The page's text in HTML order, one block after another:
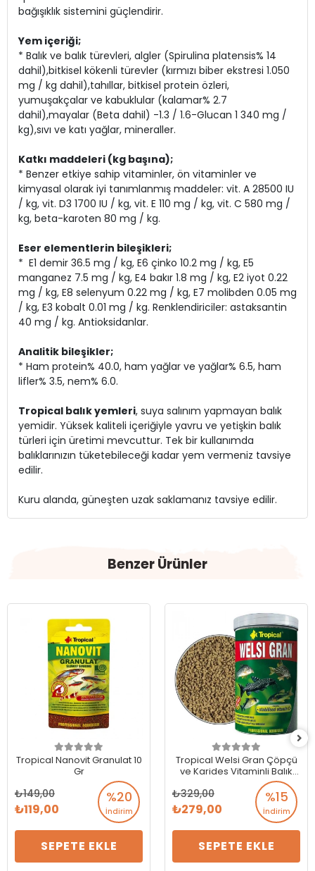
bağışıklık sistemini güçlendirir.
Yem içeriği;
* Balık ve balık türevleri, algler (Spirulina platensis% 14
dahil),bitkisel kökenli türevler (kırmızı biber ekstresi 1.050
mg / kg dahil),tahıllar, bitkisel protein özleri,
yumuşakçalar ve kabuklular (kalamar% 2.7
dahil),mayalar (Beta dahil) -1.3 / 1.6-Glucan 1 340 mg /
kg),sıvı ve katı yağlar, mineraller.
Katkı maddeleri (kg başına);
* Benzer etkiye sahip vitaminler, ön vitaminler ve
kimyasal olarak iyi tanımlanmış maddeler: vit. A 28500 IU
/ kg, vit. D3 1700 IU / kg, vit. E 110 mg / kg, vit. C 580 mg /
kg, beta-karoten 80 mg / kg.
Eser elementlerin bileşikleri;
* E1 demir 36.5 mg / kg, E6 çinko 10.2 mg / kg, E5
manganez 7.5 mg / kg, E4 bakır 1.8 mg / kg, E2 iyot 0.22
mg / kg, E8 selenyum 0.22 mg / kg, E7 molibden 0.05 mg
/ kg, E3 kobalt 0.01 mg / kg. Renklendiriciler: astaksantin
40 mg / kg. Antioksidanlar.
Analitik bileşikler;
* Ham protein% 40.0, ham yağlar ve yağlar% 6.5, ham
lifler% 3.5, nem% 6.0.
Tropical balık yemleri, suya salınım yapmayan balık
yemidir. Yüksek kaliteli içeriğiyle yavru ve yetişkin balık
türleri için üretimi mevcuttur. Tek bir kullanımda
balıklarınızın tüketebileceği kadar yem vermeniz tavsiye
edilir.
Kuru alanda, güneşten uzak saklamanız tavsiye edilir.
Benzer Ürünler
Tropical Nanovit Granulat 10
Gr
%20
İndirim
149,00
119,00
SEPETE EKLE
Tropical Welsi Gran Çöpçü
ve Karides Vitaminli Balık
Yemi 100 ml 65 GR
%15
İndirim
329,00
279,00
SEPETE EKLE